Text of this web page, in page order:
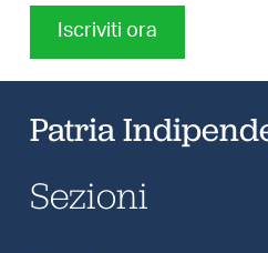
Iscriviti ora
Patria
Sezioni